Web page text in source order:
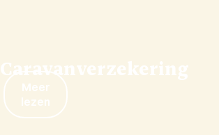
Caravanverzekering
Meer
lezen